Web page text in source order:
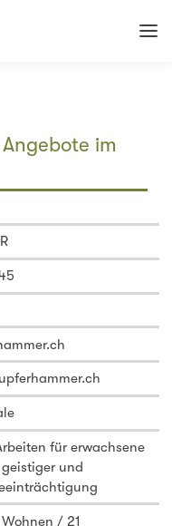
im
für erwachsene
und
/ 21